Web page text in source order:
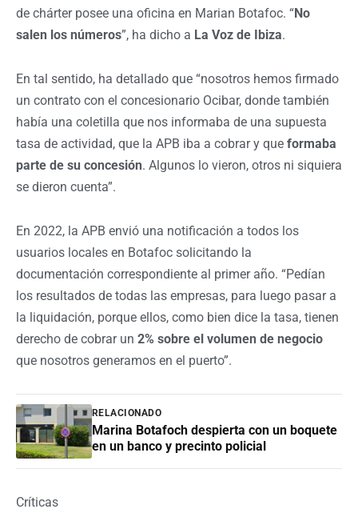
de chárter posee una oficina en Marian Botafoc. “No
salen los números”, ha dicho a La Voz de Ibiza.
En tal sentido, ha detallado que “nosotros hemos firmado
un contrato con el concesionario Ocibar, donde también
había una coletilla que nos informaba de una supuesta
tasa de actividad, que la APB iba a cobrar y que formaba
parte de su concesión. Algunos lo vieron, otros ni siquiera
se dieron cuenta”.
En 2022, la APB envió una notificación a todos los
usuarios locales en Botafoc solicitando la
documentación correspondiente al primer año. “Pedían
los resultados de todas las empresas, para luego pasar a
la liquidación, porque ellos, como bien dice la tasa, tienen
derecho de cobrar un 2% sobre el volumen de negocio
que nosotros generamos en el puerto”.
RELACIONADO
Marina Botafoch despierta con un boquete
en un banco y precinto policial
Críticas